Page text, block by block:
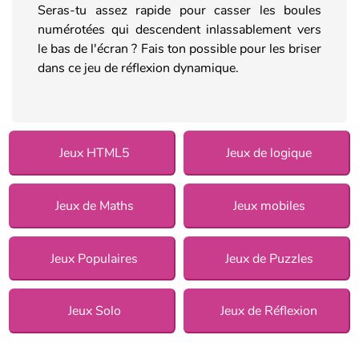
Seras-tu assez rapide pour casser les boules
numérotées qui descendent inlassablement vers
le bas de l'écran ? Fais ton possible pour les briser
dans ce jeu de réflexion dynamique.
Jeux HTML5 Jeux de logique
Jeux de Maths Jeux mobiles
Jeux Populaires Jeux de Puzzles
Jeux Solo Jeux de Réflexion